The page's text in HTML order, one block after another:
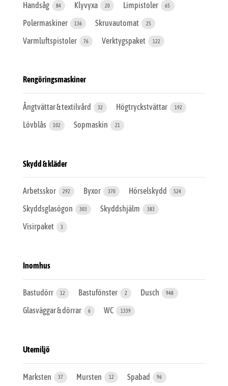
Handsåg 84 Klyvyxa 20 Limpistoler 65
Polermaskiner 136 Skruvautomat 25
Varmluftspistoler 76 Verktygspaket 122
Rengöringsmaskiner
Ångtvättar & textilvård 32 Högtryckstvättar 192
Lövblås 102 Sopmaskin 21
Skydd & kläder
Arbetsskor 292 Byxor 370 Hörselskydd 524
Skyddsglasögon 303 Skyddshjälm 383
Visirpaket 3
Inomhus
Bastudörr 12 Bastufönster 2 Dusch 948
Glasväggar & dörrar 6 WC 1339
Utemiljö
Marksten 37 Mursten 12 Spabad 96